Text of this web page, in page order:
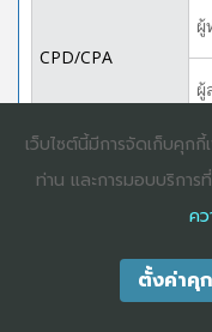
CPD/CPA
COPYRIGHT ©2025
RIGHTS RESERVED. E-
เว็บไซต์นี้มีการจัดเก็บคุก
ท่าน และการมอบบริการ
ค
ตั้งค่าคุ